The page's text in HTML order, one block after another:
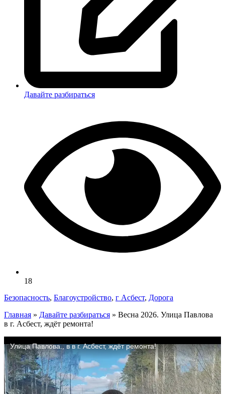
Давайте разбираться
18
Безопасность, Благоустройство, г Асбест, Дорога
Главная » Давайте разбираться » Весна 2026. Улица Павлова
в г. Асбест, ждёт ремонта!